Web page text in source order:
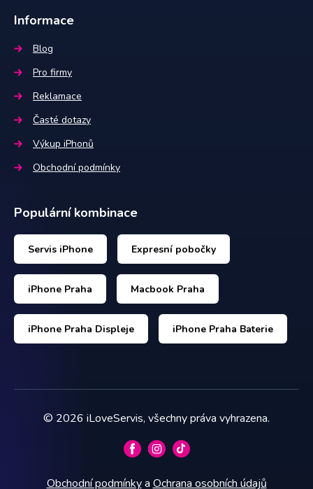
Informace
Blog
Pro firmy
Reklamace
Časté dotazy
Výkup iPhonů
Obchodní podmínky
Populární kombinace
Servis iPhone Expresní pobočky
iPhone Praha Macbook Praha
iPhone Praha Displeje iPhone Praha Baterie
© 2026 iLoveServis, všechny práva vyhrazena.
Obchodní podmínky a Ochrana osobních údajů